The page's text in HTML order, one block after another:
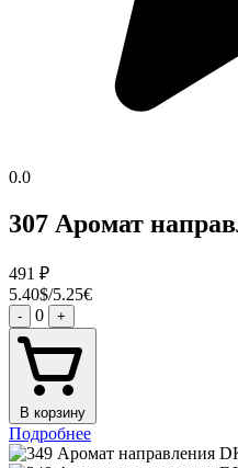
0.0
307 Аромат
491 ₽
5.40$/5.25€
- 0 +
В корзину
Подробнее